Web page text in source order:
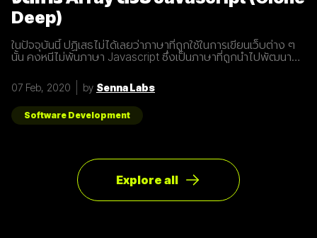
Deep)
ในปัจจุบันนี้ ปฏิเสธไม่ได้เลยว่าภาษาที่ถูกใช้ในการเขียนเว็บต่าง ๆ
นั้น คงหนีไม่พ้นภาษา Javascript ซึ่งเป็นภาษาที่ถูกนำไปพัฒนา
รูปแบบการเขียนภาษา Javascript ที่แตกต่างกัน เราเลยมีแนวทาง
การเขียนที่หลากหลาย มาแบ่งปันเพื่อน ๆ เกี่ยวกับการจัดการ
Array ด้วยภาษา Javascript กัน เรามาดูตัวอย่างกันเลยดีกว่า
โดยปกติแล้วการ copy ค่าจาก value type ธรรมดา สามารถเขียน
ได้ดังนี้
07 Feb, 2020 by Senna Labs
Software Development
Explore all